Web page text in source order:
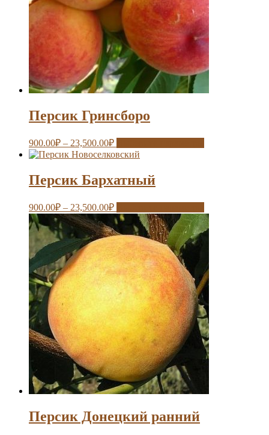
Персик Гринсборо
900.00₽ – 23,500.00₽
Персик Бархатный
900.00₽ – 23,500.00₽
Персик Донецкий ранний